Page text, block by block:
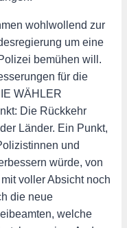
wohlwollend zur
um eine
bemühen will.
für die
WÄHLER
Die Rückkehr
Länder. Ein Punkt,
und
würde, von
voller Absicht noch
die neue
welche